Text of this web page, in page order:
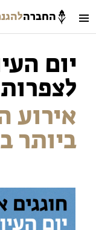
החברה
חיפוש
הזמינו פעילויות
לצפרות
אירוע
ביותר